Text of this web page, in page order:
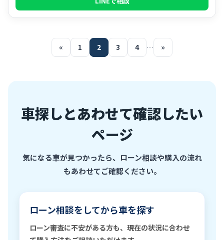
« 1 2 3 4 … »
車探しとあわせて確認したい
ページ
気になる車が見つかったら、ローン相談や購入の流れ
もあわせてご確認ください。
ローン相談をしてから車を探す
ローン審査に不安がある方も、現在の状況に合わせ